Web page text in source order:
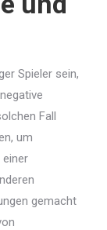
Spieler sein,
Fall
um
gemacht